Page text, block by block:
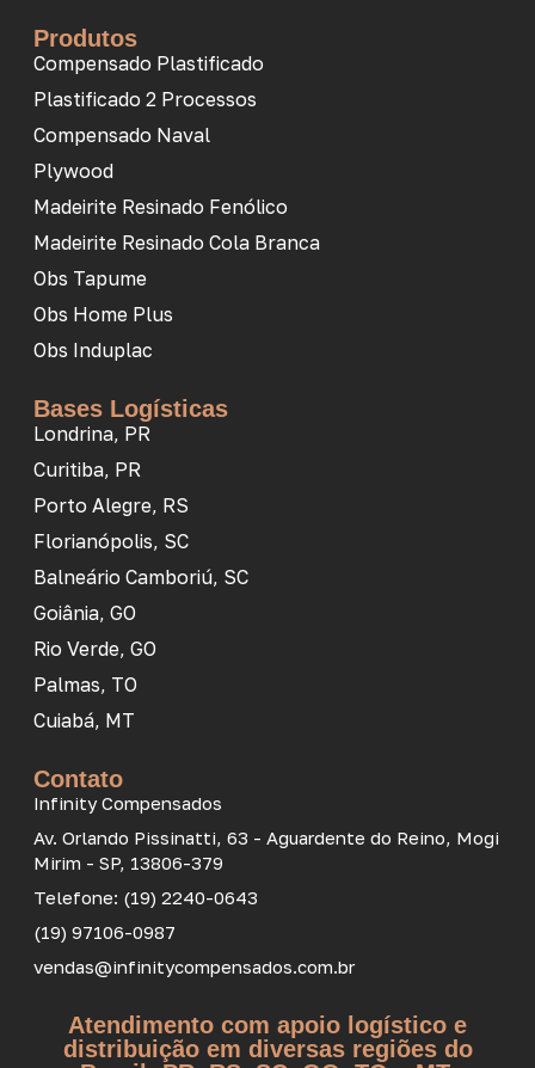
Produtos
Compensado Plastificado
Plastificado 2 Processos
Compensado Naval
Plywood
Madeirite Resinado Fenólico
Madeirite Resinado Cola Branca
Obs Tapume
Obs Home Plus
Obs Induplac
Bases Logísticas
Londrina, PR
Curitiba, PR
Porto Alegre, RS
Florianópolis, SC
Balneário Camboriú, SC
Goiânia, GO
Rio Verde, GO
Palmas, TO
Cuiabá, MT
Contato
Infinity Compensados
Av. Orlando Pissinatti, 63 - Aguardente do Reino, Mogi
Mirim - SP, 13806-379
Telefone: (19) 2240-0643
(19) 97106-0987
vendas@infinitycompensados.com.br
Atendimento com apoio logístico e
distribuição em diversas regiões do